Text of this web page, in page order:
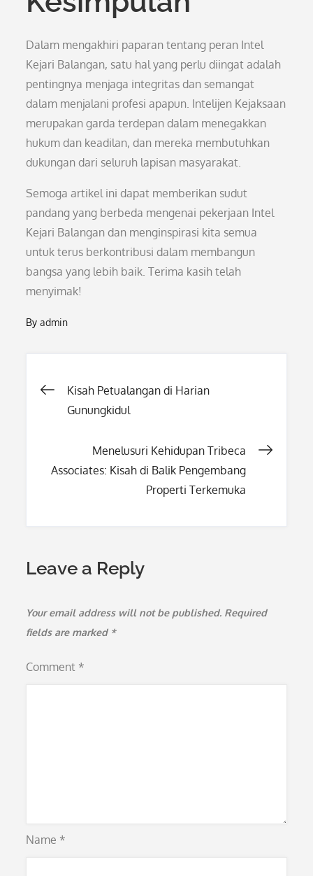
Dalam mengakhiri paparan tentang peran Intel
Kejari Balangan, satu hal yang perlu diingat adalah
pentingnya menjaga integritas dan semangat
dalam menjalani profesi apapun. Intelijen Kejaksaan
merupakan garda terdepan dalam menegakkan
hukum dan keadilan, dan mereka membutuhkan
dukungan dari seluruh lapisan masyarakat.
Semoga artikel ini dapat memberikan sudut
pandang yang berbeda mengenai pekerjaan Intel
Kejari Balangan dan menginspirasi kita semua
untuk terus berkontribusi dalam membangun
bangsa yang lebih baik. Terima kasih telah
menyimak!
Byadmin
Post
Kisah Petualangan di Harian
Gunungkidul
Menelusuri Kehidupan Tribeca
Associates: Kisah di Balik Pengembang
Properti Terkemuka
Leave a Reply
Your email address will not be published. Required
fields are marked *
Comment *
Name *